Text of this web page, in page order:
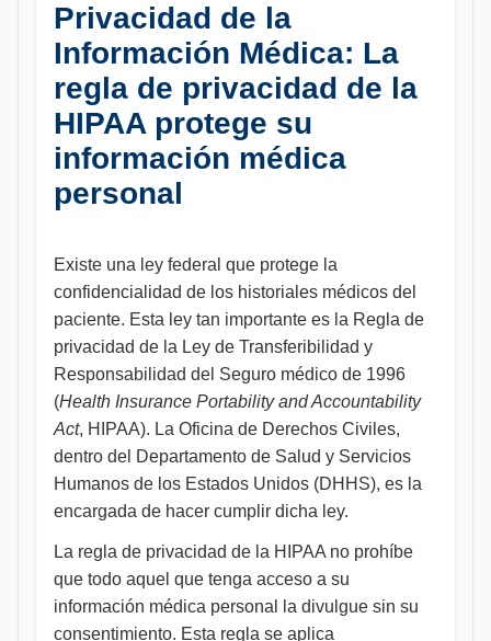
Privacidad de la
Información Médica: La
regla de privacidad de la
HIPAA protege su
información médica
personal
Existe una ley federal que protege la
confidencialidad de los historiales médicos del
paciente. Esta ley tan importante es la Regla de
privacidad de la Ley de Transferibilidad y
Responsabilidad del Seguro médico de 1996
(Health Insurance Portability and Accountability
Act, HIPAA). La Oficina de Derechos Civiles,
dentro del Departamento de Salud y Servicios
Humanos de los Estados Unidos (DHHS), es la
encargada de hacer cumplir dicha ley.
La regla de privacidad de la HIPAA no prohíbe
que todo aquel que tenga acceso a su
información médica personal la divulgue sin su
consentimiento. Esta regla se aplica